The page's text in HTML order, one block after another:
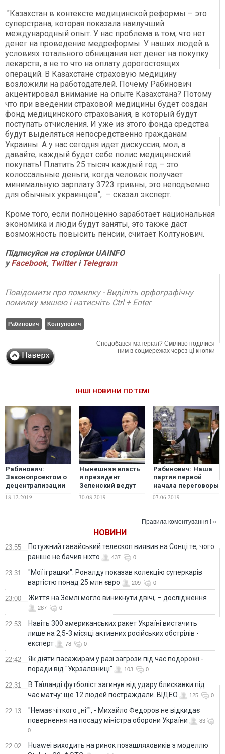
"Казахстан в контексте медицинской реформы – это
суперстрана, которая показала наилучший
международный опыт. У нас проблема в том, что нет
денег на проведение медреформы. У наших людей в
условиях тотального обнищания нет денег на покупку
лекарств, а не то что на оплату дорогостоящих
операций. В Казахстане страховую медицину
возложили на работодателей. Почему Рабинович
акцентировал внимание на опыте Казахстана? Потому
что при введении страховой медицины будет создан
фонд медицинского страхования, в который будут
поступать отчисления. И уже из этого фонда средства
будут выделяться непосредственно гражданам
Украины. А у нас сегодня идет дискуссия, мол, а
давайте, каждый будет себе полис медицинский
покупать! Платить 25 тысяч каждый год – это
колоссальные деньги, когда человек получает
минимальную зарплату 3723 гривны, это неподъемно
для обычных украинцев", – сказал эксперт.
Кроме того, если полноценно заработает национальная
экономика и люди будут заняты, это также даст
возможность повысить пенсии, считает Колтунович.
Підписуйся на сторінки UAINFO
уFacebook, Twitter і Telegram
Повідомити про помилку - Виділіть орфографічну
помилку мишею і натисніть Ctrl + Enter
Paбинoвич Koлтунoвич
Сподобався матеріал? Сміливо поділися
ним в соцмережах через ці кнопки
ІНШІ НОВИНИ ПО ТЕМІ
Рабинович:
Законопроектом о
децентрализации
окончательно
18.12.2019
Нынешняя власть
и президент
Зеленский ведут
обмену намного
30.08.2019
Рабинович: Наша
партия первой
начала переговоры
снижению
07.06.2019
Правила коментування ! »
НОВИНИ
23:55
Потужний гавайський телескоп виявив на Сонці те, чого
раніше не бачив ніхто
437 0
23:31
"Мої іграшки": Роналду показав колекцію суперкарів
вартістю понад 25 млн євро
209 0
23:00 Життя на Землі могло виникнути двічі, – дослідження
287 0
22:53
Навіть 300 американських ракет Україні вистачить
лише на 2,5-3 місяці активних російських обстрілів -
експерт
78 0
22:42
Як діяти пасажирам у разі загрози під час подорожі -
поради від "Укрзалізниці"
103 0
22:31
В Таїланді футболіст загинув від удару блискавки під
час матчу: ще 12 людей постраждали. ВІДЕО
125 0
22:13
"Немає чіткого „ні“", - Михайло Федоров не відкидає
повернення на посаду міністра оборони України
83
0
22:02
Huawei виходить на ринок позашляховиків з моделлю